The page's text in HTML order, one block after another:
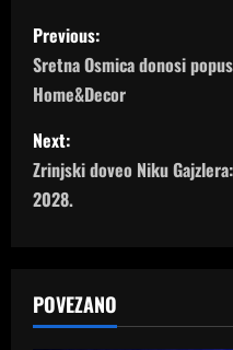
P
o
s
t
n
v
Previous:
Sretna Osmica donosi
Home&Decor
Next:
Zrinjski doveo Niku
2028.
POVEZANO